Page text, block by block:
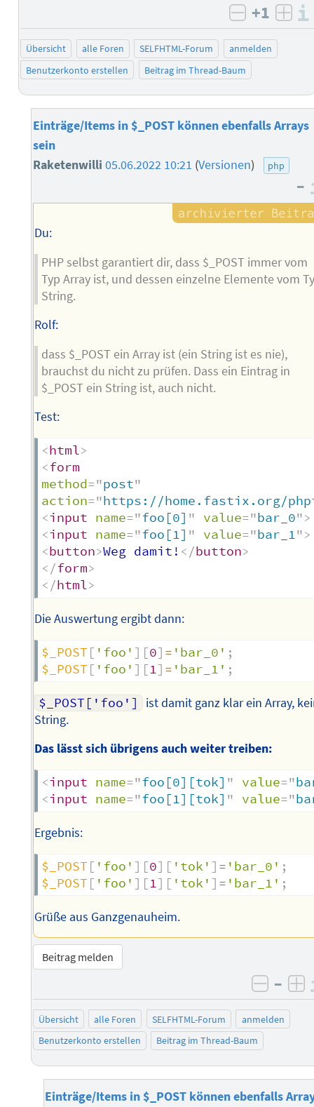
negativ
+1
Übersicht alle Foren SELFHTML-Forum
anmelden
Benutzerkonto erstellen
Beitrag im Thread-Baum
Einträge/Items in $_POST können ebenfalls Arrays
sein
Raketenwilli 05.06.2022 10:21 (Versionen) php
–
Du:
PHP selbst garantiert dir, dass $_POST immer vom
Typ Array ist, und dessen einzelne Elemente vom
String.
Rolf:
dass $_POST ein Array ist (ein String ist es nie),
brauchst du nicht zu prüfen. Dass ein Eintrag in
$_POST ein String ist, auch nicht.
Test:
<html>
<form
method="post"
action="https://home.fastix.org/
<input name="foo[0] " value="bar_0">
<input name="foo[1] " value="bar_1">
<button>Weg damit! </button>
</form>
</html>
Die Auswertung ergibt dann:
$_POST [ 'foo' ] [0] = 'bar_0' ;
$_POST [ 'foo' ] [1] = 'bar_1' ;
$_POST['foo']
ist damit ganz klar ein Array,
String.
Das lässt sich übrigens auch weiter treiben:
<input name="foo[0][tok] " value="
<input name="foo[1][tok] " value="
Ergebnis:
$_POST [ 'foo' ] [0] [ 'tok' ] = 'bar_0' ;
$_POST [ 'foo' ] [1] [ 'tok' ] = 'bar_1' ;
Grüße aus Ganzgenauheim.
Beitrag melden
–
Übersicht alle Foren SELFHTML-Forum
anmelden
Benutzerkonto erstellen
Beitrag im Thread-Baum
Einträge/Items in $_POST können ebenfalls